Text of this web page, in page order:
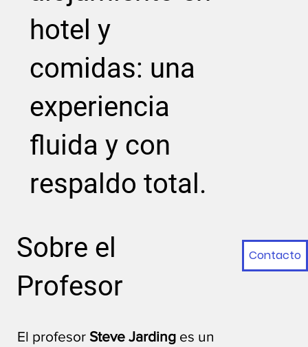
hotel y
comidas: una
experiencia
fluida y con
respaldo total.
Sobre el
Profesor
El profesorSteve Jarding es un
Contacto